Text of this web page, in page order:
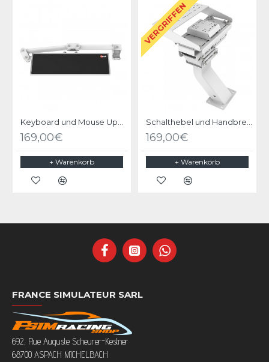
169,00€
+ Warenkorb
VERGRIFFEN
169,00€
+ Warenkorb
FRANCE SIMULATEUR SARL
692, Rue Auguste Scheurer-Kestner
68700 ASPACH MICHELBACH